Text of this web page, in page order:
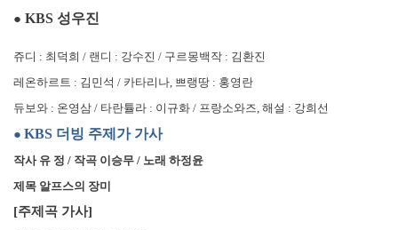
● KBS 성우진
쥬디 : 최덕희 / 랜디 : 강수진 / 구르몽백작 : 김환진
레온하르트 : 김민석 / 카타리나, 쁘랭땅 : 홍영란
듀보와 : 온영삼 / 타란튤라 : 이규화 / 프랑소와즈, 해설 : 강희선
● KBS 더빙 주제가 가사
작사 유 정 / 작곡 이승무 / 노래 하정윤
제목 알프스의 장미
[주제곡 가사]